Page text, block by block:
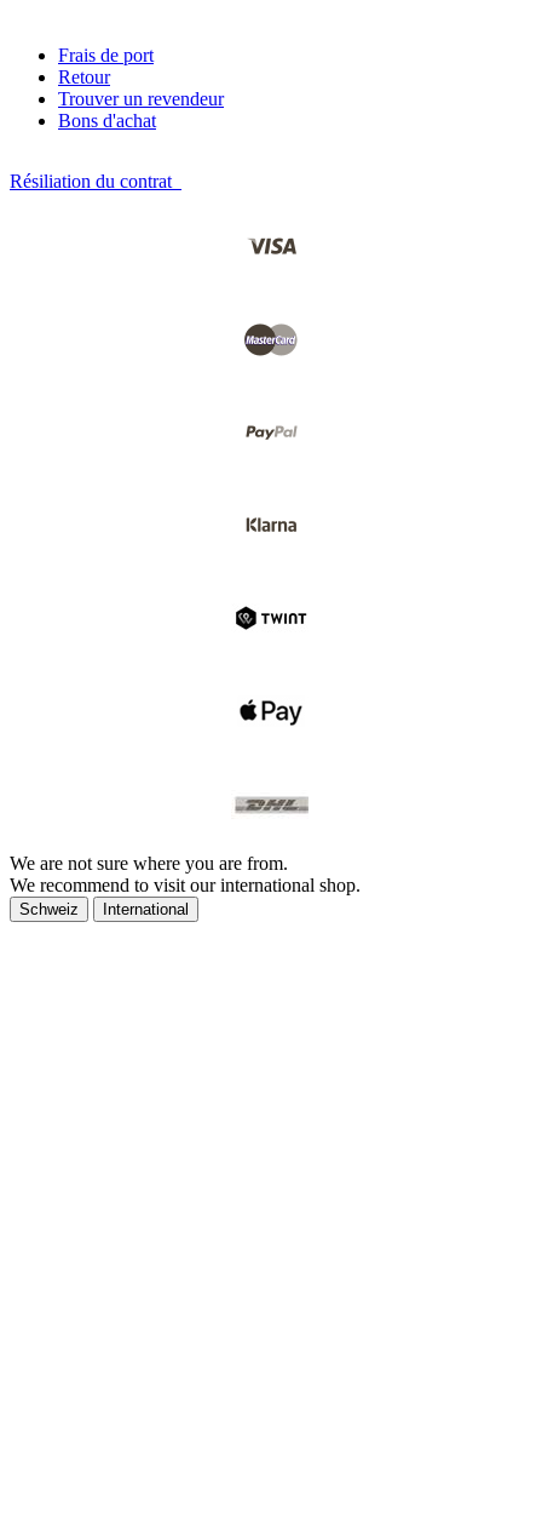
Frais de port
Retour
Trouver un revendeur
Bons d'achat
Résiliation du contrat
We are not sure where you are from.
We recommend to visit our international shop.
Schweiz International